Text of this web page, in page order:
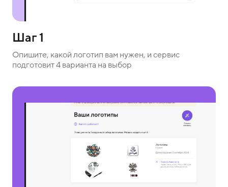
Шаг 1
Опишите, какой логотип вам нужен, и сервис
подготовит 4 варианта на выбор